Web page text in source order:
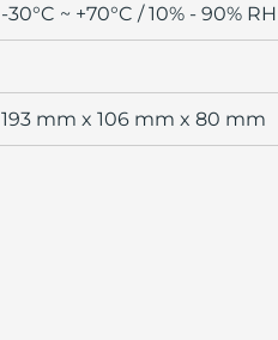
-30°C ~ +70°C / 10% - 90% RH
193 mm x 106 mm x 80 mm